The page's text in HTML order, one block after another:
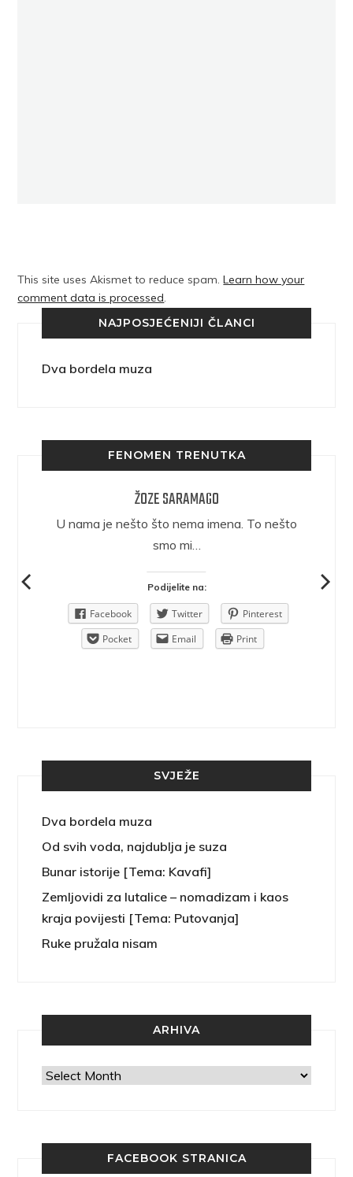
This site uses Akismet to reduce spam.Learn how your
comment data is processed.
NAJPOSJEĆENIJI ČLANCI
Dva bordela muza
FENOMEN TRENUTKA
ŽOZE SARAMAGO
U nama je nešto što nema imena. To nešto
smo mi…
Podijelite na:
Facebook Twitter
Pinterest
Pocket
Email Print
SVJEŽE
Dva bordela muza
Od svih voda, najdublja je suza
Bunar istorije [Tema: Kavafi]
Zemljovidi za lutalice – nomadizam i kaos
kraja povijesti [Tema: Putovanja]
Ruke pružala nisam
ARHIVA
Arhiva
FACEBOOK STRANICA